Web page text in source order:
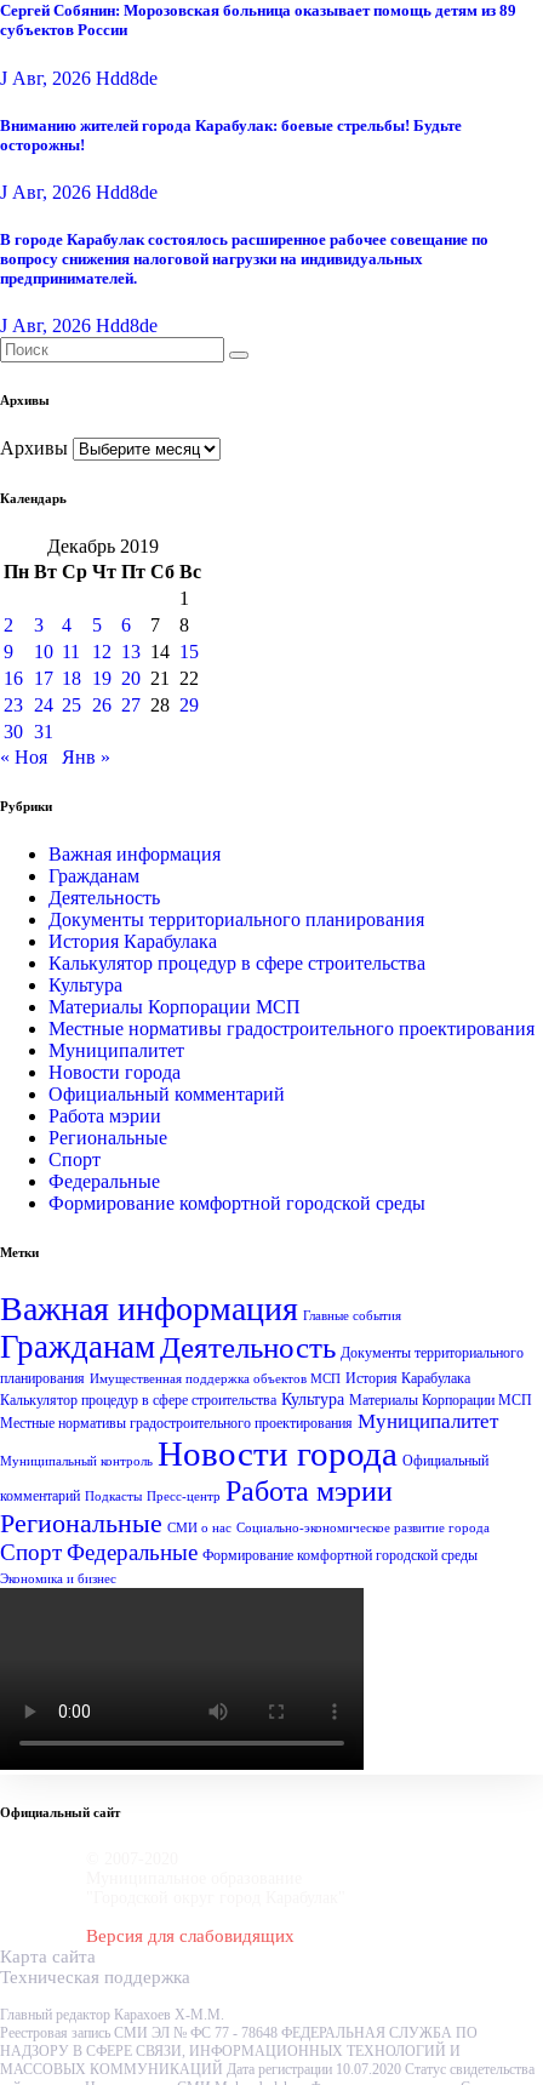
Сергей Собянин: Морозовская больница оказывает помощь детям из 89
субъектов России
J Авг, 2026 Hdd8de
Вниманию жителей города Карабулак: боевые стрельбы! Будьте
осторожны!
J Авг, 2026 Hdd8de
В городе Карабулак состоялось расширенное рабочее совещание по
вопросу снижения налоговой нагрузки на индивидуальных
предпринимателей.
J Авг, 2026 Hdd8de
Архивы
Архивы
Календарь
Декабрь 2019
Пн Вт Ср Чт Пт Сб Вс
1
2
3 4 5 6 7
8
9
10 11 12 13 14 15
16 17 18 19 20 21
22
23 24 25 26 27 28 29
30 31
« Ноя
Янв »
Рубрики
Важная информация
Гражданам
Деятельность
Документы территориального планирования
История Карабулака
Калькулятор процедур в сфере строительства
Культура
Материалы Корпорации МСП
Местные нормативы градостроительного проектирования
Муниципалитет
Новости города
Официальный комментарий
Работа мэрии
Региональные
Спорт
Федеральные
Формирование комфортной городской среды
Метки
Важная информация Главные события
Гражданам Деятельность Документы территориального
планирования Имущественная поддержка объектов МСП История Карабулака
Калькулятор процедур в сфере строительства Культура Материалы Корпорации МСП
Местные нормативы градостроительного проектирования Муниципалитет
Муниципальный контроль Новости города Официальный
комментарий Подкасты Пресс-центр Работа мэрии
Региональные СМИ о нас Социально-экономическое развитие города
СпортФедеральные Формирование комфортной городской среды
Экономика и бизнес
Официальный сайт
Версия для слабовидящих
Карта сайта
Техническая поддержка
Главный редактор Карахоев Х-М.М.
Реестровая запись СМИ ЭЛ № ФС 77 - 78648 ФЕДЕРАЛЬНАЯ СЛУЖБА ПО
НАДЗОРУ В СФЕРЕ СВЯЗИ, ИНФОРМАЦИОННЫХ ТЕХНОЛОГИЙ И
МАССОВЫХ КОММУНИКАЦИЙ Дата регистрации 10.07.2020 Статус свидетельства